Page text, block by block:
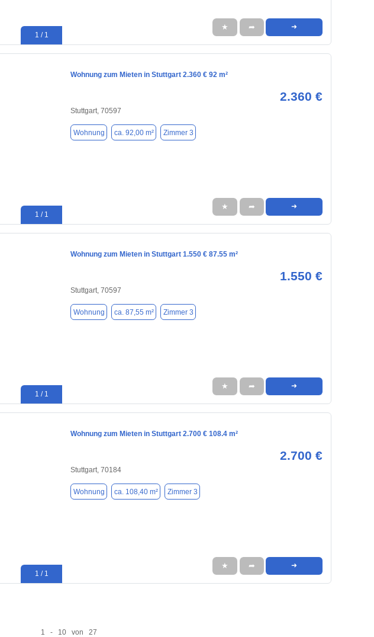
1 / 1
★ ➦ ➜
1 / 1
Wohnung zum Mieten in Stuttgart 2.360 € 92 m²
2.360 €
Stuttgart, 70597
Wohnung ca. 92,00 m² Zimmer 3
★ ➦ ➜
1 / 1
Wohnung zum Mieten in Stuttgart 1.550 € 87.55 m²
1.550 €
Stuttgart, 70597
Wohnung ca. 87,55 m² Zimmer 3
★ ➦ ➜
1 / 1
Wohnung zum Mieten in Stuttgart 2.700 € 108.4 m²
2.700 €
Stuttgart, 70184
Wohnung ca. 108,40 m² Zimmer 3
★ ➦ ➜
1 - 10 von 27